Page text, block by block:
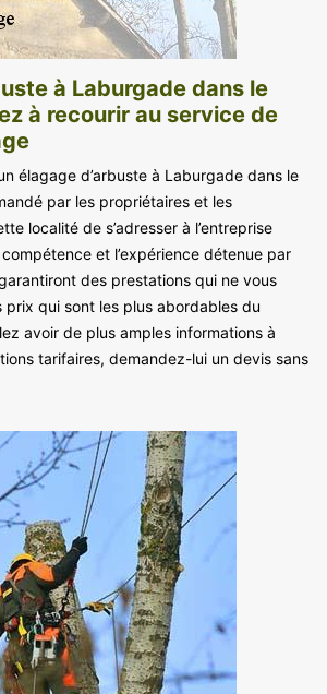
à Laburgade dans le
à recourir au service de
élagage d’arbuste à Laburgade dans le
par les propriétaires et les
localité de s’adresser à l’entreprise
et l’expérience détenue par
des prestations qui ne vous
qui sont les plus abordables du
avoir de plus amples informations à
tarifaires, demandez-lui un devis sans